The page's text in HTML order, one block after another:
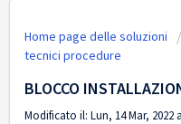
Home page delle soluzioni
tecnici procedure
BLOCCO
Modificato il: Lun, 14 Mar, 2022